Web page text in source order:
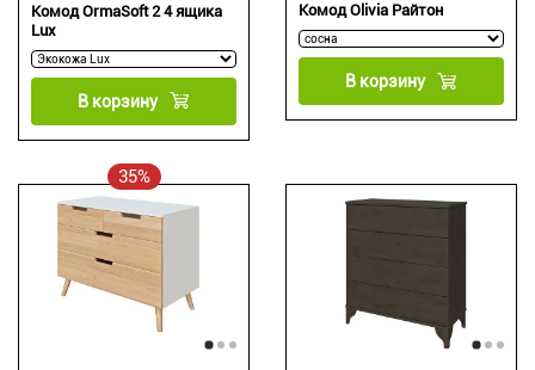
Комод OrmaSoft 2 4 ящика
Lux
В корзину
Комод Olivia Райтон
В корзину
35%